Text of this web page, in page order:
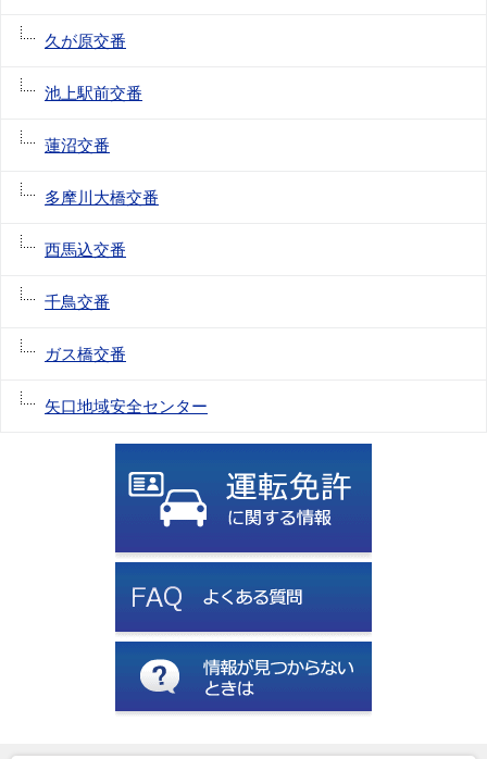
久が原交番
池上駅前交番
蓮沼交番
多摩川大橋交番
西馬込交番
千鳥交番
ガス橋交番
矢口地域安全センター